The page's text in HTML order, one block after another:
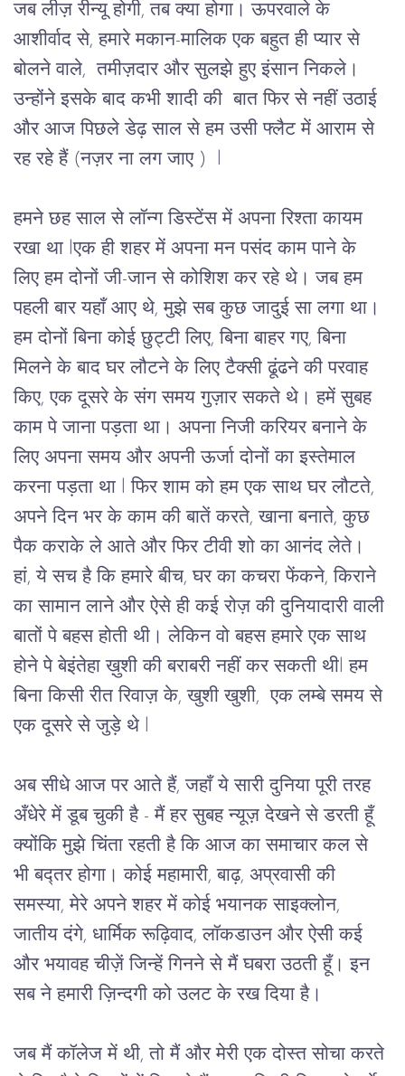
जब लीज़ रीन्यू होगी, तब क्या होगा। ऊपरवाले के
आशीर्वाद से, हमारे मकान-मालिक एक बहुत ही प्यार से
बोलने वाले,  तमीज़दार और सुलझे हुए इंसान निकले।
उन्होंने इसके बाद कभी शादी की  बात फिर से नहीं उठाई
और आज पिछले डेढ़ साल से हम उसी फ्लैट में आराम से
रह रहे हैं (नज़र ना लग जाए )  l
हमने छह साल से लॉन्ग डिस्टेंस में अपना रिश्ता कायम
रखा था lएक ही शहर में अपना मन पसंद काम पाने के
लिए हम दोनों जी-जान से कोशिश कर रहे थे। जब हम
पहली बार यहाँ आए थे, मुझे सब कुछ जादुई सा लगा था।
हम दोनों बिना कोई छुट्टी लिए, बिना बाहर गए, बिना
मिलने के बाद घर लौटने के लिए टैक्सी ढूंढने की परवाह
किए, एक दूसरे के संग समय गुज़ार सकते थे। हमें सुबह
काम पे जाना पड़ता था। अपना निजी करियर बनाने के
लिए अपना समय और अपनी ऊर्जा दोनों का इस्तेमाल
करना पड़ता था l फिर शाम को हम एक साथ घर लौटते,
अपने दिन भर के काम की बातें करते, खाना बनाते, कुछ
पैक कराके ले आते और फिर टीवी शो का आनंद लेते।
हां, ये सच है कि हमारे बीच, घर का कचरा फेंकने, किराने
का सामान लाने और ऐसे ही कई रोज़ की दुनियादारी वाली
बातों पे बहस होती थी। लेकिन वो बहस हमारे एक साथ
होने पे बेइंतेहा ख़ुशी की बराबरी नहीं कर सकती थीl हम
बिना किसी रीत रिवाज़ के, खुशी खुशी,  एक लम्बे समय से
एक दूसरे से जुड़े थे l
अब सीधे आज पर आते हैं, जहाँ ये सारी दुनिया पूरी तरह
अँधेरे में डूब चुकी है - मैं हर सुबह न्यूज़ देखने से डरती हूँ
क्योंकि मुझे चिंता रहती है कि आज का समाचार कल से
भी बद्तर होगा। कोई महामारी, बाढ़, अप्रवासी की
समस्या, मेरे अपने शहर में कोई भयानक साइक्लोन,
जातीय दंगे, धार्मिक रूढ़िवाद, लॉकडाउन और ऐसी कई
और भयावह चीज़ें जिन्हें गिनने से मैं घबरा उठती हूँ। इन
सब ने हमारी ज़िन्दगी को उलट के रख दिया है।
जब मैं कॉलेज में थी, तो मैं और मेरी एक दोस्त सोचा करते